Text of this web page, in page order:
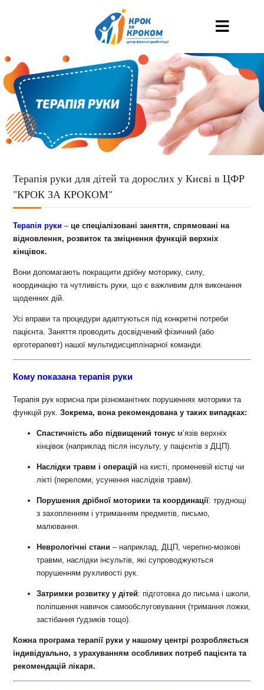
Терапія руки для дітей та дорослих у Києві в ЦФР
"КРОК ЗА КРОКОМ"
Терапія руки – це спеціалізовані заняття, спрямовані на
відновлення, розвиток та зміцнення функцій верхніх
кінцівок.
Вони допомагають покращити дрібну моторику, силу,
координацію та чутливість руки, що є важливим для виконання
щоденних дій.
Усі вправи та процедури адаптуються під конкретні потреби
пацієнта. Заняття проводить досвідчений фізичний (або
ерготерапевт) нашої мультидисциплінарної команди.
Кому показана терапія руки
Терапія рук корисна при різноманітних порушеннях моторики та
функцій рук.Зокрема, вона рекомендована у таких випадках:
Спастичність або підвищений тонус м’язів верхніх
кінцівок (наприклад після інсульту, у пацієнтів з ДЦП).
Наслідки травм і операцій на кисті, променевій кістці чи
лікті (переломи, усунення наслідків травм).
Порушення дрібної моторики та координації: труднощі
з захопленням і утриманням предметів, письмо,
малювання.
Неврологічні стани – наприклад, ДЦП, черепно-мозкові
травми, наслідки інсультів, які супроводжуються
порушенням рухливості рук
Затримки розвитку у дітей: підготовка до письма і школи,
поліпшення навичок самообслуговування (тримання ложки,
застібання ґудзиків тощо).
Кожна програма терапії руки у нашому центрі розробляється
індивідуально, з урахуванням особливих потреб пацієнта та
рекомендацій лікаря.